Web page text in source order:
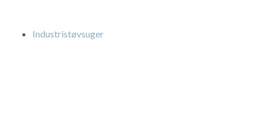
Industristøvsuger